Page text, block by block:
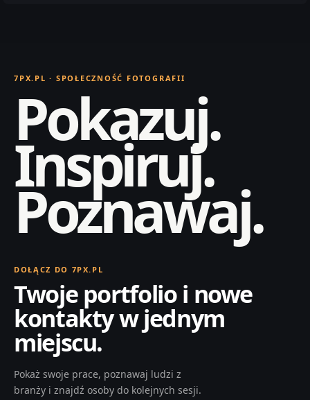
7PX.PL · SPOŁECZNOŚĆ FOTOGRAFII
Pokazuj.
Inspiruj.
Poznawaj.
DOŁĄCZ DO 7PX.PL
Twoje portfolio i nowe
kontakty w jednym
miejscu.
Pokaż swoje prace, poznawaj ludzi z
branży i znajdź osoby do kolejnych sesji.